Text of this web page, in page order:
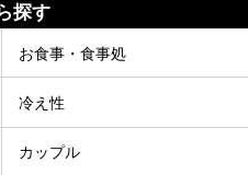
探す
お食事・食事処
冷え性
カップル